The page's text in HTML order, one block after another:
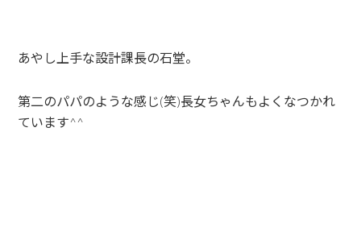
あやし上手な設計課長の石堂。
第二のパパのような感じ(笑)長女ちゃんもよくなつかれ
ています^^